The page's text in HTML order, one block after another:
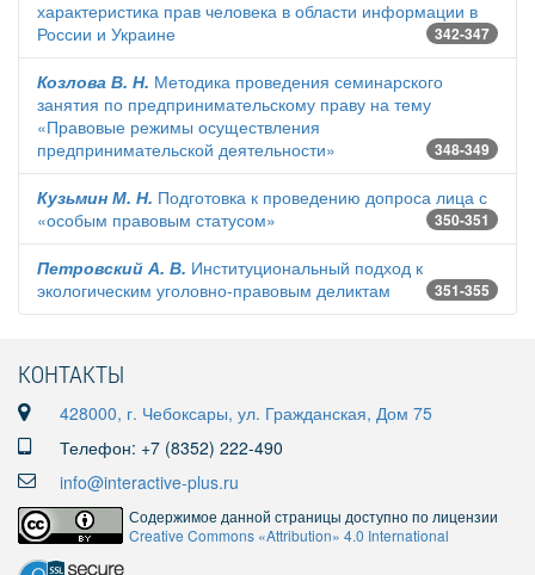
характеристика прав человека в области информации в
России и Украине
342-347
Козлова В. Н. Методика проведения семинарского
занятия по предпринимательскому праву на тему
«Правовые режимы осуществления
предпринимательской деятельности»
348-349
Кузьмин М. Н. Подготовка к проведению допроса лица с
«особым правовым статусом»
350-351
Петровский А. В. Институциональный подход к
экологическим уголовно-правовым деликтам
351-355
КОНТАКТЫ
428000, г. Чебоксары, ул. Гражданская, Дом 75
Телефон: +7 (8352) 222-490
info@interactive-plus.ru
Содержимое данной страницы доступно по лицензии
Creative Commons «Attribution» 4.0 International